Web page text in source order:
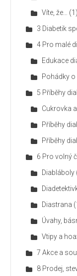
Víte, že…
(1)
3 Diabetik
4 Pro malé
Edukace
Pohádky
5 Příběhy
Cukrovka
Příběhy
Příběhy
6 Pro volný
Diabláboly
Diastrana
Úvahy,
Vtipy a
7 Akce a
8 Prodej,